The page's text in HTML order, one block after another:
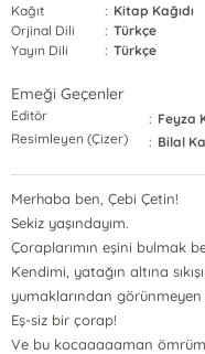
Kağıt
: Kitap Kağıdı
Orjinal Dili
: Türkçe
Yayın Dili
: Türkçe
Emeği Geçenler
Editör : Feyza
Resimleyen (Çizer)
: Bilal
Merhaba ben, Çebi Çetin!
Sekiz yaşındayım.
Çoraplarımın eşini bulmak
Kendimi, yatağın altına
yumaklarından
Eş-siz bir çorap!
Ve bu kocaaaaaman